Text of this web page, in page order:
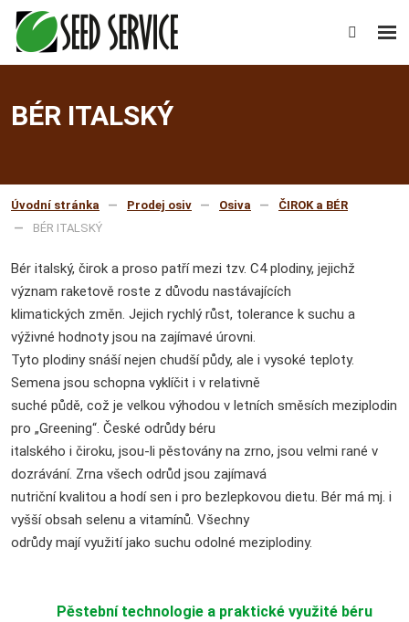
BÉR ITALSKÝ
Úvodní stránka Prodej osiv Osiva
ČIROK a BÉR
BÉR ITALSKÝ
Bér italský, čirok a proso patří mezi tzv. C4 plodiny, jejichž
význam raketově roste z důvodu nastávajících
klimatických změn. Jejich rychlý růst, tolerance k suchu a
výživné hodnoty jsou na zajímavé úrovni.
Tyto plodiny snáší nejen chudší půdy, ale i vysoké teploty.
Semena jsou schopna vyklíčit i v relativně
suché půdě, což je velkou výhodou v letních směsích meziplodin
pro „Greening“. České odrůdy béru
italského i čiroku, jsou-li pěstovány na zrno, jsou velmi rané v
dozrávání. Zrna všech odrůd jsou zajímavá
nutriční kvalitou a hodí sen i pro bezlepkovou dietu. Bér má mj. i
vyšší obsah selenu a vitamínů. Všechny
odrůdy mají využití jako suchu odolné meziplodiny.
Pěstební technologie a praktické využité béru